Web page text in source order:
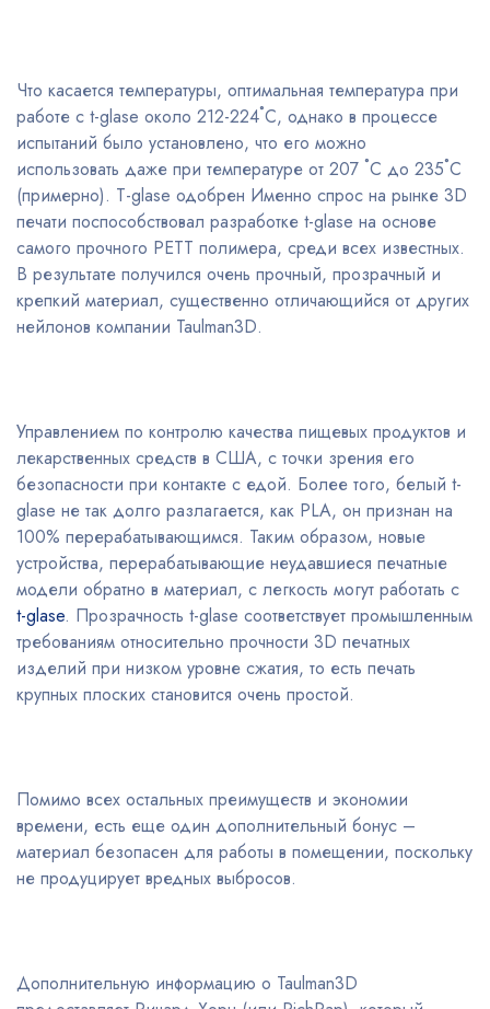
Что касается температуры, оптимальная температура при
работе с t-glase около 212-224˚C, однако в процессе
испытаний было установлено, что его можно
использовать даже при температуре от 207 ˚C до 235˚C
(примерно). T-glase одобрен Именно спрос на рынке 3D
печати поспособствовал разработке t-glase на основе
самого прочного PETT полимера, среди всех известных.
В результате получился очень прочный, прозрачный и
крепкий материал, существенно отличающийся от других
нейлонов компании Taulman3D.
Управлением по контролю качества пищевых продуктов и
лекарственных средств в США, с точки зрения его
безопасности при контакте с едой. Более того, белый t-
glase не так долго разлагается, как PLA, он признан на
100% перерабатывающимся. Таким образом, новые
устройства, перерабатывающие неудавшиеся печатные
модели обратно в материал, с легкость могут работать с
t-glase. Прозрачность t-glase соответствует промышленным
требованиям относительно прочности 3D печатных
изделий при низком уровне сжатия, то есть печать
крупных плоских становится очень простой.
Помимо всех остальных преимуществ и экономии
времени, есть еще один дополнительный бонус –
материал безопасен для работы в помещении, поскольку
не продуцирует вредных выбросов.
Дополнительную информацию о Taulman3D